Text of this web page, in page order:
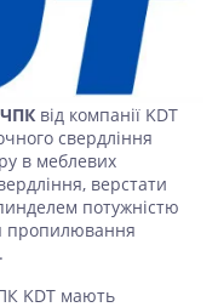
від компанії KDT
свердління
в меблевих
верстати
потужністю
пропилювання
KDT мають